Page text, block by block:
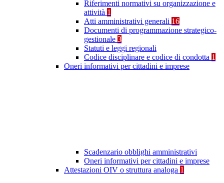
Riferimenti normativi su organizzazione e
attività 1
Atti amministrativi generali 16
Documenti di programmazione strategico-
gestionale 3
Statuti e leggi regionali
Codice disciplinare e codice di condotta 1
Oneri informativi per cittadini e imprese
Scadenzario obblighi amministrativi
Oneri informativi per cittadini e imprese
Attestazioni OIV o struttura analoga 1